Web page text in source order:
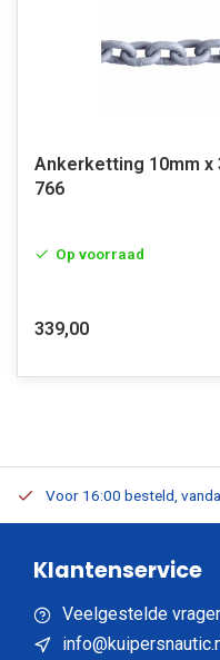
Ankerketting 10mm x
766
Op voorraad
339,00
Voor 16:00 besteld,
Klantenservice
Veelgestelde